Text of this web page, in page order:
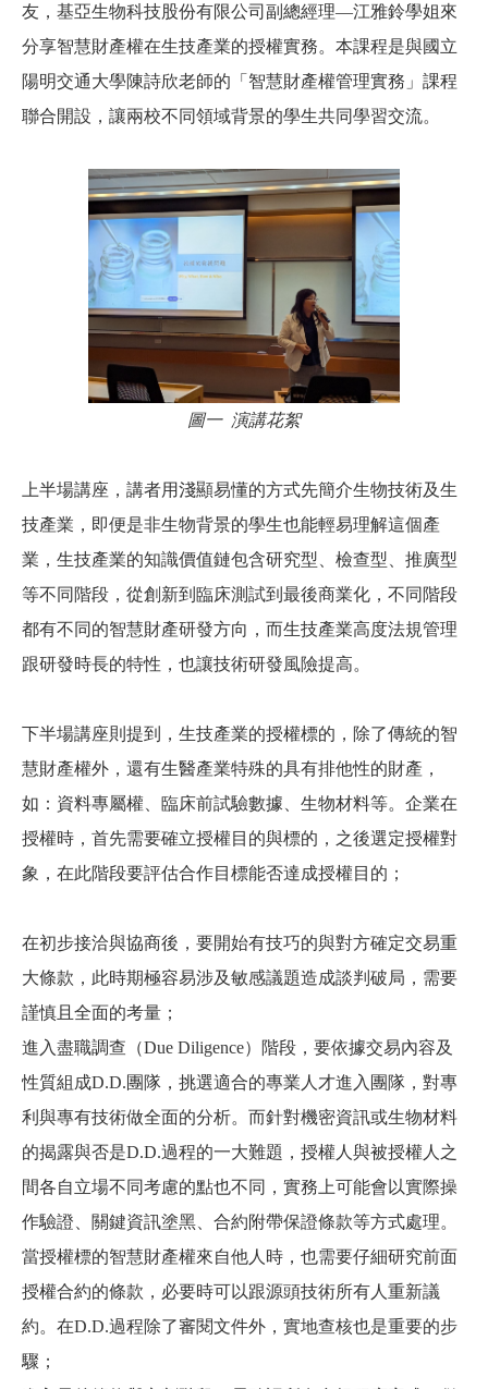
友，基亞生物科技股份有限公司副總經理—江雅鈴學姐來
分享智慧財產權在生技產業的授權實務。本課程是與國立
陽明交通大學陳詩欣老師的「智慧財產權管理實務」課程
聯合開設，讓兩校不同領域背景的學生共同學習交流。
圖一 演講花絮
上半場講座，講者用淺顯易懂的方式先簡介生物技術及生
技產業，即便是非生物背景的學生也能輕易理解這個產
業，生技產業的知識價值鏈包含研究型、檢查型、推廣型
等不同階段，從創新到臨床測試到最後商業化，不同階段
都有不同的智慧財產研發方向，而生技產業高度法規管理
跟研發時長的特性，也讓技術研發風險提高。
下半場講座則提到，生技產業的授權標的，除了傳統的智
慧財產權外，還有生醫產業特殊的具有排他性的財產，
如：資料專屬權、臨床前試驗數據、生物材料等。企業在
授權時，首先需要確立授權目的與標的，之後選定授權對
象，在此階段要評估合作目標能否達成授權目的；
在初步接洽與協商後，要開始有技巧的與對方確定交易重
大條款，此時期極容易涉及敏感議題造成談判破局，需要
謹慎且全面的考量；
進入盡職調查（Due Diligence）階段，要依據交易內容及
性質組成D.D.團隊，挑選適合的專業人才進入團隊，對專
利與專有技術做全面的分析。而針對機密資訊或生物材料
的揭露與否是D.D.過程的一大難題，授權人與被授權人之
間各自立場不同考慮的點也不同，實務上可能會以實際操
作驗證、關鍵資訊塗黑、合約附帶保證條款等方式處理。
當授權標的智慧財產權來自他人時，也需要仔細研究前面
授權合約的條款，必要時可以跟源頭技術所有人重新議
約。在D.D.過程除了審閱文件外，實地查核也是重要的步
驟；